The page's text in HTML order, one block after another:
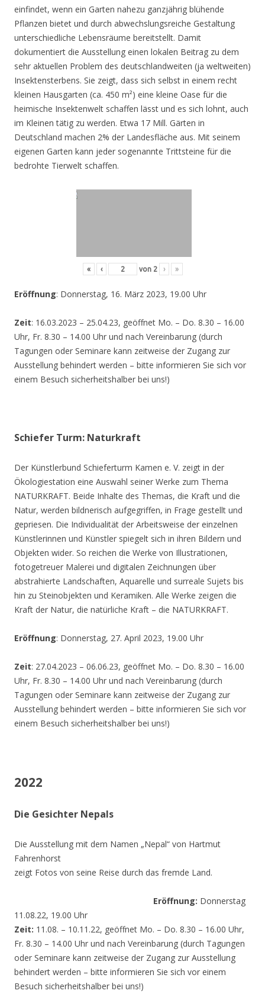
einfindet, wenn ein Garten nahezu ganzjährig blühende
Pflanzen bietet und durch abwechslungsreiche Gestaltung
unterschiedliche Lebensräume bereitstellt. Damit
dokumentiert die Ausstellung einen lokalen Beitrag zu dem
sehr aktuellen Problem des deutschlandweiten (ja weltweiten)
Insektensterbens. Sie zeigt, dass sich selbst in einem recht
kleinen Hausgarten (ca. 450 m²) eine kleine Oase für die
heimische Insektenwelt schaffen lässt und es sich lohnt, auch
im Kleinen tätig zu werden. Etwa 17 Mill. Gärten in
Deutschland machen 2% der Landesfläche aus. Mit seinem
eigenen Garten kann jeder sogenannte Trittsteine für die
bedrohte Tierwelt schaffen.
« ‹ von 2 › »
Eröffnung: Donnerstag, 16. März 2023, 19.00 Uhr
Zeit: 16.03.2023 – 25.04.23, geöffnet Mo. – Do. 8.30 – 16.00
Uhr, Fr. 8.30 – 14.00 Uhr und nach Vereinbarung (durch
Tagungen oder Seminare kann zeitweise der Zugang zur
Ausstellung behindert werden – bitte informieren Sie sich vor
einem Besuch sicherheitshalber bei uns!)
Schiefer Turm: Naturkraft
Der Künstlerbund Schieferturm Kamen e. V. zeigt in der
Ökologiestation eine Auswahl seiner Werke zum Thema
NATURKRAFT. Beide Inhalte des Themas, die Kraft und die
Natur, werden bildnerisch aufgegriffen, in Frage gestellt und
gepriesen. Die Individualität der Arbeitsweise der einzelnen
Künstlerinnen und Künstler spiegelt sich in ihren Bildern und
Objekten wider. So reichen die Werke von Illustrationen,
fotogetreuer Malerei und digitalen Zeichnungen über
abstrahierte Landschaften, Aquarelle und surreale Sujets bis
hin zu Steinobjekten und Keramiken. Alle Werke zeigen die
Kraft der Natur, die natürliche Kraft – die NATURKRAFT.
Eröffnung: Donnerstag, 27. April 2023, 19.00 Uhr
Zeit: 27.04.2023 – 06.06.23, geöffnet Mo. – Do. 8.30 – 16.00
Uhr, Fr. 8.30 – 14.00 Uhr und nach Vereinbarung (durch
Tagungen oder Seminare kann zeitweise der Zugang zur
Ausstellung behindert werden – bitte informieren Sie sich vor
einem Besuch sicherheitshalber bei uns!)
2022
Die Gesichter Nepals
Die Ausstellung mit dem Namen „Nepal“ von Hartmut
Fahrenhorst
zeigt Fotos von seine Reise durch das fremde Land.
Eröffnung: Donnerstag
11.08.22, 19.00 Uhr
Zeit: 11.08. – 10.11.22, geöffnet Mo. – Do. 8.30 – 16.00 Uhr,
Fr. 8.30 – 14.00 Uhr und nach Vereinbarung (durch Tagungen
oder Seminare kann zeitweise der Zugang zur Ausstellung
behindert werden – bitte informieren Sie sich vor einem
Besuch sicherheitshalber bei uns!)